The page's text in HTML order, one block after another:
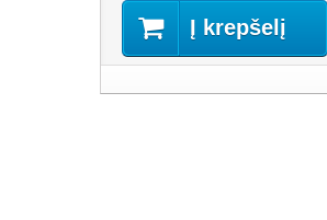
Į krepšelį